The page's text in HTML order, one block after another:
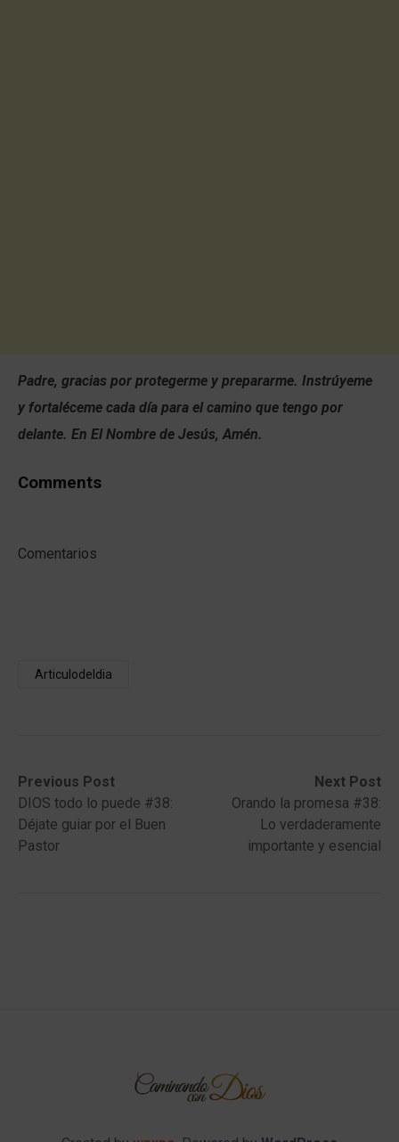
Padre, gracias por protegerme y prepararme. Instrúyeme
y fortaléceme cada día para el camino que tengo por
delante. En El Nombre de Jesús, Amén.
Comments
Comentarios
Articulodeldia
Post
navigation
Previous Post
Previous
post:DIOS todo lo puede #38:
Déjate guiar por el Buen
Pastor
Next Post
Next
post:
Orando la promesa #38:
Lo verdaderamente
importante y esencial